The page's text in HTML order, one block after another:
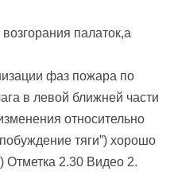
палаток,а
фаз пожара по
в левой ближней части
относительно
тяги”) хорошо
Отметка 2.30 Видео 2.